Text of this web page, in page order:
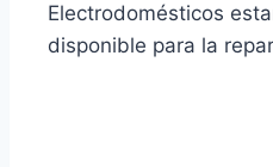
Electrodomésticos
disponible para la